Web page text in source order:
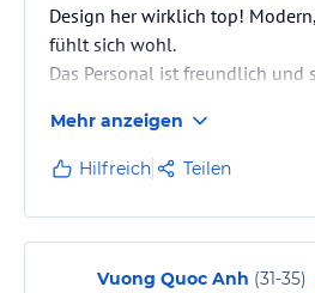
Design her wirklich top!
fühlt sich wohl.
Das Personal ist freundlich und
guter Busverbindung direkt vor
Palma.
Plus Punkt ist der Spa Bereich
Sauna und der Sonnen- und
voller Belegung aber etwas zu
Gäste)
Mehr anzeigen
Hilfreich Teilen
Vuong Quoc Anh (31-35)